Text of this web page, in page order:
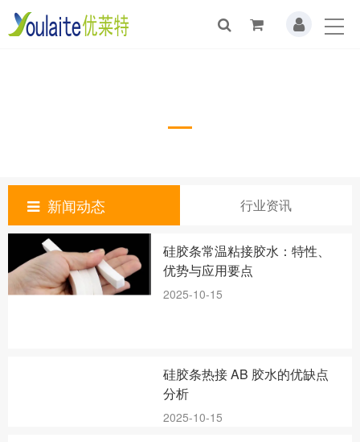
新闻动态 行业资讯
硅胶条常温粘接胶水：特性、
优势与应用要点
2025-10-15
硅胶条热接 AB 胶水的优缺点
分析
2025-10-15